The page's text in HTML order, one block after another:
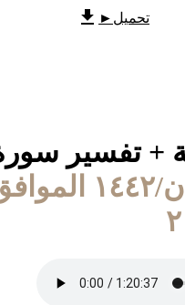
تحميل ►
+ تفسير